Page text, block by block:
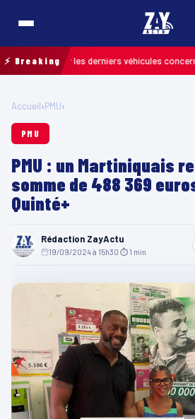
⚡ Breakingles derniers véhicules concernés
Accueil›PMU›
PMU
PMU : un Martiniquais
somme de 488 369
Quinté+
Rédaction ZayActu
19/09/2024 à 15h30 ⏱ 1 min